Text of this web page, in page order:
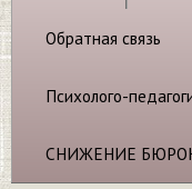
Обратная связь
Психолого-
СНИЖЕНИЕ